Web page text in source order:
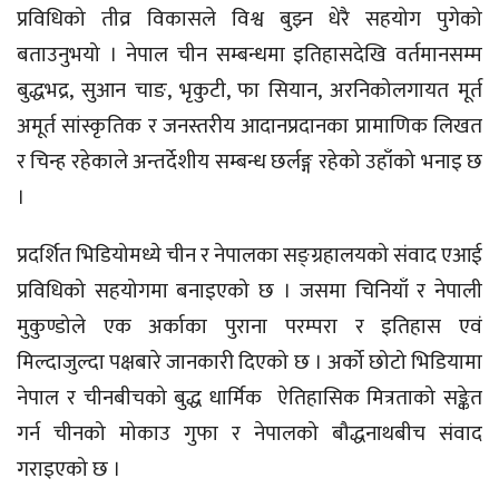
प्रविधिको तीव्र विकासले विश्व बुझ्न धेरै सहयोग पुगेको
बताउनुभयो । नेपाल चीन सम्बन्धमा इतिहासदेखि वर्तमानसम्म
बुद्धभद्र, सुआन चाङ, भृकुटी, फा सियान, अरनिकोलगायत मूर्त
अमूर्त सांस्कृतिक र जनस्तरीय आदानप्रदानका प्रामाणिक लिखत
र चिन्ह रहेकाले अन्तर्देशीय सम्बन्ध छर्लङ्ग रहेको उहाँको भनाइ छ
।
प्रदर्शित भिडियोमध्ये चीन र नेपालका सङ्ग्रहालयको संवाद एआई
प्रविधिको सहयोगमा बनाइएको छ । जसमा चिनियाँ र नेपाली
मुकुण्डोले एक अर्काका पुराना परम्परा र इतिहास एवं
मिल्दाजुल्दा पक्षबारे जानकारी दिएको छ । अर्को छोटो भिडियामा
नेपाल र चीनबीचको बुद्ध धार्मिक ऐतिहासिक मित्रताको सङ्केत
गर्न चीनको मोकाउ गुफा र नेपालको बौद्धनाथबीच संवाद
गराइएको छ ।